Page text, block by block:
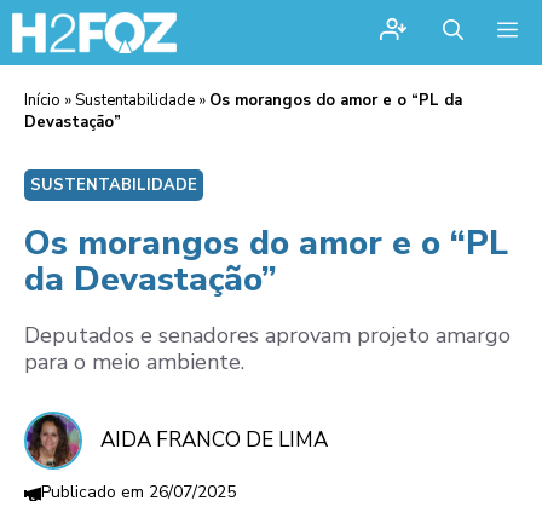
Início »Sustentabilidade » Os morangos do amor e o “PL da
Devastação”
SUSTENTABILIDADE
Os morangos do amor e o “PL
da Devastação”
Deputados e senadores aprovam projeto amargo
para o meio ambiente.
AIDA FRANCO DE LIMA
26/07/2025